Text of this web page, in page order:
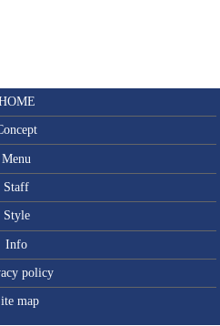
Menu
Staff
Style
Info
policy
map